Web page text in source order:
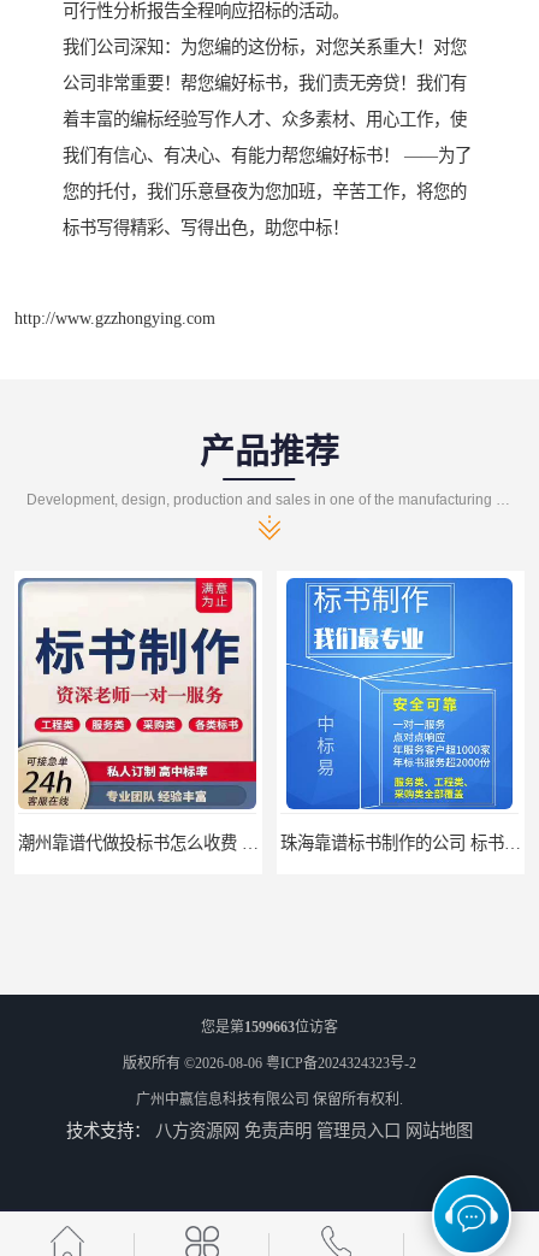
可行性分析报告全程响应招标的活动。
我们公司深知：为您编的这份标，对您关系重大！对您
公司非常重要！帮您编好标书，我们责无旁贷！我们有
着丰富的编标经验写作人才、众多素材、用心工作，使
我们有信心、有决心、有能力帮您编好标书！ ——为了
您的托付，我们乐意昼夜为您加班，辛苦工作，将您的
标书写得精彩、写得出色，助您中标！
http://www.gzzhongying.com
产品推荐
潮州靠谱代做投标书怎么收费 标书怎么做 珠海靠谱标书制作的公司 标书制作课程
您是第1599663位访客
版权所有 ©2026-08-06 粤ICP备2024324323号-2
广州中赢信息科技有限公司 保留所有权利.
技术支持： 八方资源网 免责声明 管理员入口 网站地图